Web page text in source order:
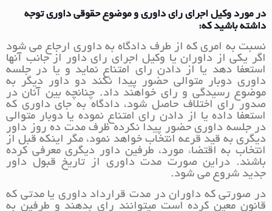
در مورد وکیل اجرای رای داوری و موضوع حقوقی داوری توجه
داشته باشید که:
نسبت به امری که از طرف دادگاه به داوری ارجاع می شود
اگر یکی از داوران یا وکیل اجرای رای داور از جانب آنها
استعفا دهد یا از دادن رای امتناع نماید و یا در جلسه
داوری دوبار متوالی حضور پیدا نکند دو داور دیگر به
موضوع رسیدگی و رای خواهند داد. چنانچه بین آنان در
صدور رای اختلاف حاصل شود، دادگاه به جای داوری که
استعفا داده یا از دادن رای امتناع نموده یا دوبار متوالی
در جلسه داوری حضور پیدا نکرده ظرف مدت ده روز داور
دیگری به قید قرعه انتخاب خواهد نمود، مگر اینکه قبل از
انتخاب به اقتضاء مورد، طرفین داور دیگری معرفی کرده
باشند. دراین صورت مدت داوری از تاریخ قبول داور
جدید شروع می شود.
در صورتی که داوران در مدت قرارداد داوری یا مدتی که
قانون معین کرده است میتوانند رای بدهند و طرفین به